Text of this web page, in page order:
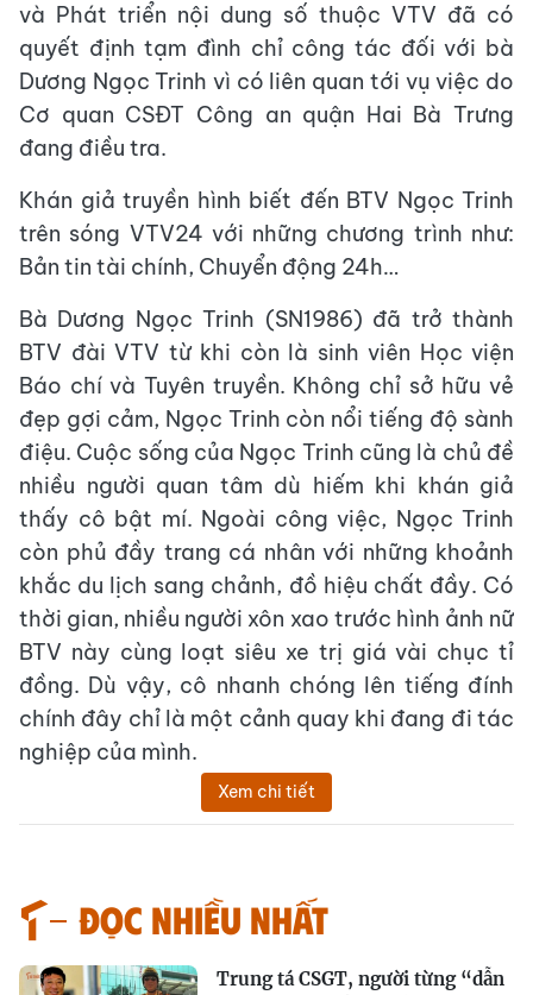
và Phát triển nội dung số thuộc VTV đã có
quyết định tạm đình chỉ công tác đối với bà
Dương Ngọc Trinh vì có liên quan tới vụ việc do
Cơ quan CSĐT Công an quận Hai Bà Trưng
đang điều tra.
Khán giả truyền hình biết đến BTV Ngọc Trinh
trên sóng VTV24 với những chương trình như:
Bản tin tài chính, Chuyển động 24h…
Bà Dương Ngọc Trinh (SN1986) đã trở thành
BTV đài VTV từ khi còn là sinh viên Học viện
Báo chí và Tuyên truyền. Không chỉ sở hữu vẻ
đẹp gợi cảm, Ngọc Trinh còn nổi tiếng độ sành
điệu. Cuộc sống của Ngọc Trinh cũng là chủ đề
nhiều người quan tâm dù hiếm khi khán giả
thấy cô bật mí. Ngoài công việc, Ngọc Trinh
còn phủ đầy trang cá nhân với những khoảnh
khắc du lịch sang chảnh, đồ hiệu chất đầy. Có
thời gian, nhiều người xôn xao trước hình ảnh nữ
BTV này cùng loạt siêu xe trị giá vài chục tỉ
đồng. Dù vậy, cô nhanh chóng lên tiếng đính
chính đây chỉ là một cảnh quay khi đang đi tác
nghiệp của mình.
Xem chi tiết
Đọc nhiều nhất
Trung tá CSGT, người từng “dẫn